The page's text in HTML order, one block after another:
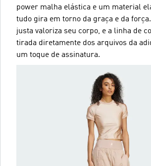
power malha elástica e um material
tudo gira em torno da graça e da
justa valoriza seu corpo, e a linha de
tirada diretamente dos arquivos da
um toque de assinatura.